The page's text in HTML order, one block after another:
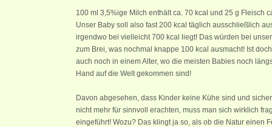
100 ml 3,5%ige Milch enthält ca. 70 kcal und 25 g Fleisch
Unser Baby soll also fast 200 kcal täglich ausschließlich
irgendwo bei vielleicht 700 kcal liegt! Das würden bei
zum Brei, was nochmal knappe 100 kcal ausmacht! Ist
auch noch in einem Alter, wo die meisten Babies noch
Hand auf die Welt gekommen sind!
Davon abgesehen, dass Kinder keine Kühe sind und
nicht mehr für sinnvoll erachten, muss man sich wirklich
eingeführt! Wozu? Das klingt ja so, als ob die Natur einen